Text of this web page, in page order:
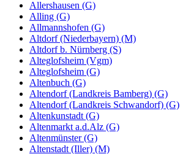
Allershausen (G)
Alling (G)
Allmannshofen (G)
Altdorf (Niederbayern) (M)
Altdorf b. Nürnberg (S)
Alteglofsheim (Vgm)
Alteglofsheim (G)
Altenbuch (G)
Altendorf (Landkreis Bamberg) (G)
Altendorf (Landkreis Schwandorf) (G)
Altenkunstadt (G)
Altenmarkt a.d.Alz (G)
Altenmünster (G)
Altenstadt (Iller) (M)